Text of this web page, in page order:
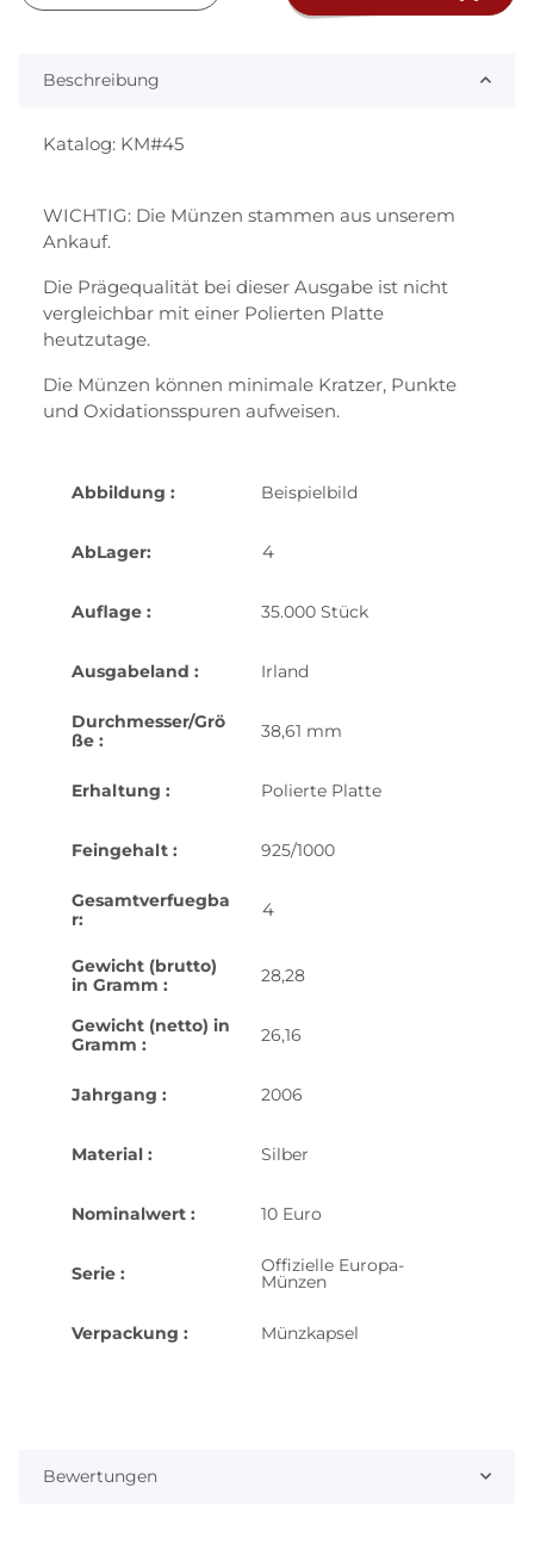
Beschreibung
Katalog: KM#45
WICHTIG: Die Münzen stammen aus unserem
Ankauf.
Die Prägequalität bei dieser Ausgabe ist nicht
vergleichbar mit einer Polierten Platte
heutzutage.
Die Münzen können minimale Kratzer, Punkte
und Oxidationsspuren aufweisen.
Abbildung : Beispielbild
AbLager: 4
Auflage : 35.000 Stück
Ausgabeland : Irland
Durchmesser/Grö
ße :
38,61 mm
Erhaltung : Polierte Platte
Feingehalt : 925/1000
Gesamtverfuegba
r:
4
Gewicht (brutto)
in Gramm :
28,28
Gewicht (netto) in
Gramm :
26,16
Jahrgang : 2006
Material : Silber
Nominalwert : 10 Euro
Serie : Offizielle Europa-
Münzen
Verpackung : Münzkapsel
Bewertungen